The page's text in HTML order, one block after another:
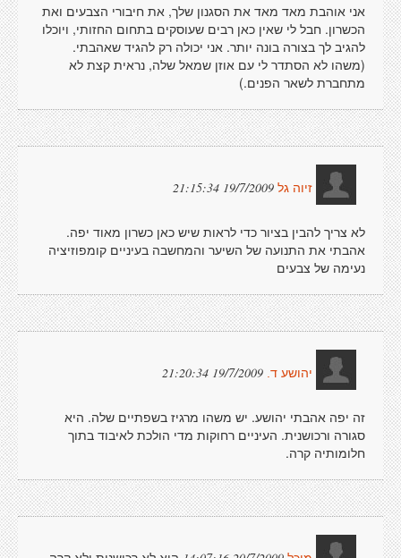
אני אוהבת מאד מאד את הסגנון שלך, את חיבורי הצבעים ואת
הכשרון. חבל לי שאין כאן רבים שעוסקים בתחום החזותי, ויוכלו
להגיב לך בצורה בונה יותר. אני יכולה רק להגיד שאהבתי.
(משהו לא הסתדר לי עם אוזן שמאל שלה, נראית קצת לא
מתחברת לשאר הפנים.)
זיוה גל 19/7/2009 21:15:34
לא צריך להבין בציור כדי לראות שיש כאן כשרון מאוד יפה.
אהבתי את התנועה של השיער והמחשבה בעיניים קומפוזיציה
נעימה של צבעים
יהושע ד. 19/7/2009 21:20:34
זה יפה אהבתי יהושע. יש משהו מרגיז בשפתיים שלה. היא
סגורה ורכושנית. העיניים רחוקות מדי הולכת לאיבוד בתוך
חלומותיה קרה.